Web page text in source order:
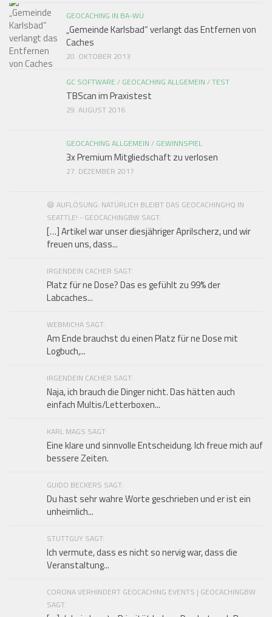
GEOCACHING IN BA-WÜ
„Gemeinde Karlsbad“ verlangt das Entfernen von
Caches
20. OKTOBER 2013
GC SOFTWARE / GEOCACHING ALLGEMEIN /TEST
TBScan im Praxistest
29. AUGUST 2016
GEOCACHING ALLGEMEIN / GEWINNSPIEL
3x Premium Mitgliedschaft zu verlosen
27. DEZEMBER 2017
😄 AUFLÖSUNG: NATÜRLICH BLEIBT DAS GEOCACHINGHQ IN
SEATTLE! - GEOCACHINGBW SAGT:
[…] Artikel war unser diesjähriger Aprilscherz, und wir
freuen uns, dass...
IRGENDEIN CACHER SAGT:
Platz für ne Dose? Das es gefühlt zu 99% der
Labcaches...
WEBMICHA SAGT:
Am Ende brauchst du einen Platz für ne Dose mit
Logbuch,...
IRGENDEIN CACHER SAGT:
Naja, ich brauch die Dinger nicht. Das hätten auch
einfach Multis/Letterboxen...
KARL MAGS SAGT:
Eine klare und sinnvolle Entscheidung. Ich freue mich auf
bessere Zeiten.
GUIDO BECKERS SAGT:
Du hast sehr wahre Worte geschrieben und er ist ein
unheimlich...
STUTTGUY SAGT:
Ich vermute, dass es nicht so nervig war, dass die
Veranstaltung...
CORONA VERHINDERT GEOCACHING EVENTS | GEOCACHINGBW
SAGT: